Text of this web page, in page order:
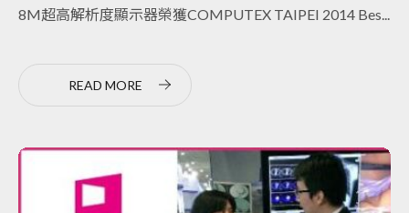
8M超高解析度顯示器榮獲COMPUTEX TAIPEI 2014 Bes...
READ MORE